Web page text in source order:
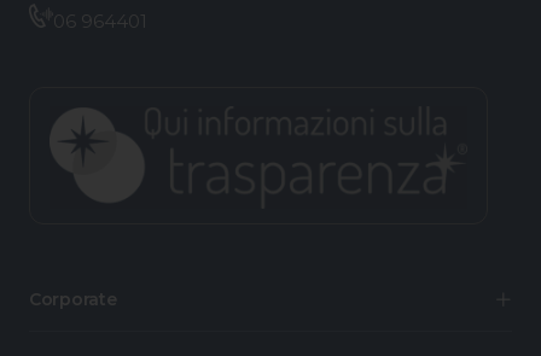
06 964401
Corporate